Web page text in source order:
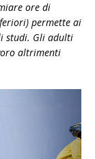
ore di
permette ai
studi. Gli adulti
altrimenti